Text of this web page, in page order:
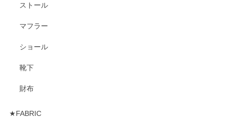
ストール
マフラー
ショール
靴下
財布
★FABRIC